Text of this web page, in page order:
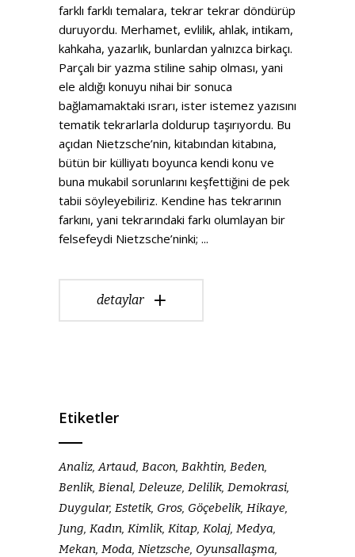
farklı farklı temalara, tekrar tekrar döndürüp
duruyordu. Merhamet, evlilik, ahlak, intikam,
kahkaha, yazarlık, bunlardan yalnızca birkaçı.
Parçalı bir yazma stiline sahip olması, yani
ele aldığı konuyu nihai bir sonuca
bağlamamaktaki ısrarı, ister istemez yazısını
tematik tekrarlarla doldurup taşırıyordu. Bu
açıdan Nietzsche’nin, kitabından kitabına,
bütün bir külliyatı boyunca kendi konu ve
buna mukabil sorunlarını keşfettiğini de pek
tabii söyleyebiliriz. Kendine has tekrarının
farkını, yani tekrarındaki farkı olumlayan bir
felsefeydi Nietzsche’ninki;
detaylar
Etiketler
Analiz Artaud Bacon Bakhtin Beden
Benlik Bienal Deleuze Delilik Demokrasi
Duygular Estetik Gros Göçebelik Hikaye
Jung Kadın Kimlik Kitap Kolaj Medya
Mekan Moda Nietzsche Oyunsallaşma